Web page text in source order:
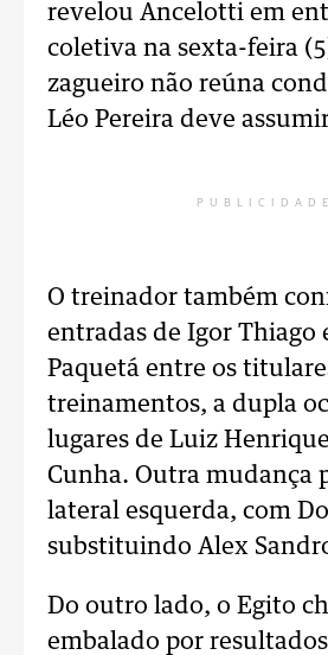
revelou Ancelotti em
coletiva na sexta-feira
zagueiro não reúna
Léo Pereira deve
PUBLICIDADE
O treinador também
entradas de Igor Thiago
Paquetá entre os
treinamentos, a dupla
lugares de Luiz
Cunha. Outra mudança
lateral esquerda, com
substituindo Alex
Do outro lado, o Egito
embalado por